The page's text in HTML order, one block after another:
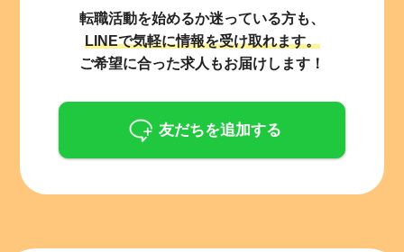
転職活動を始めるか迷っている方も、
LINEで気軽に情報を受け取れます。
ご希望に合った求人もお届けします！
友だちを追加する